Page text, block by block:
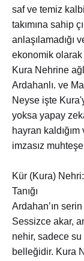
saf ve temiz
takımına sahip
anlaşılamadığı
ekonomik olarak
Kura Nehrine
Ardahanlı. ve
Neyse işte
yoksa yapay
hayran
imzasız
Kür (Kura)
Tanığı
Ardahan’ın
Sessizce akar,
nehir, sadece su
belleğidir. Kura